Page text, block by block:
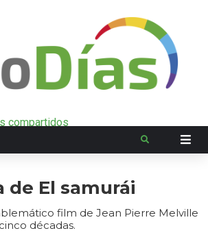
compartidos
de El samurái
film de Jean Pierre Melville
décadas.